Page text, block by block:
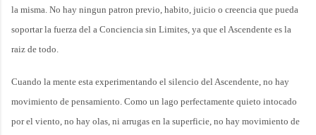
la misma. No hay ningun patron previo, habito, juicio o creencia que pueda
soportar la fuerza del a Conciencia sin Limites, ya que el Ascendente es la
raiz de todo.
Cuando la mente esta experimentando el silencio del Ascendente, no hay
movimiento de pensamiento. Como un lago perfectamente quieto intocado
por el viento, no hay olas, ni arrugas en la superficie, no hay movimiento de